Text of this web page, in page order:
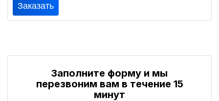
Заказать
Заполните форму и мы
перезвоним вам в течение 15
минут